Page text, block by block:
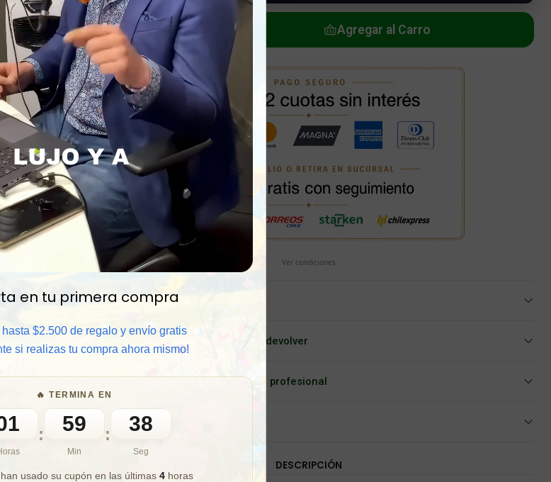
en tu primera compra
hasta $2.500 de regalo y envío gratis
si realizas tu compra ahora mismo!
🔥 TERMINA EN
: 59
Min
: 36
Seg
usado su cupón en las últimas 4 horas
Cantidad
Agregar al Carro
Ver condiciones
📦 Comprar al por mayor
⏰ Garantía 8 meses para cambiar o devolver
🧑‍💼 Atención al cliente y/o Asesoría profesional
🎁 Lo quiero para regalo
DESCRIPCIÓN